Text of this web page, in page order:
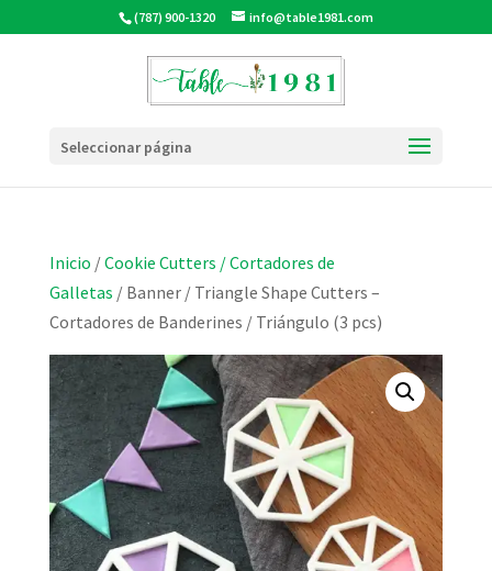
(787) 900-1320 info@table1981.com
Seleccionar página
Inicio /Cookie Cutters / Cortadores de
Galletas / Banner / Triangle Shape Cutters –
Cortadores de Banderines / Triángulo (3 pcs)